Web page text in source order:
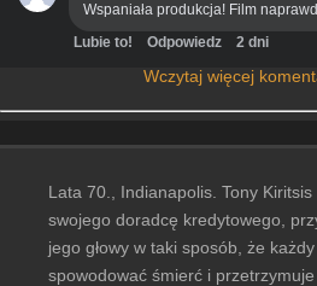
Wspaniała produkcja! Film
Lubie to! Odpowiedz 2 dni
Wczytaj więcej
Lata 70., Indianapolis. Tony Kiritsis
swojego doradcę kredytowego,
jego głowy w taki sposób, że
spowodować śmierć i przetrzymuje